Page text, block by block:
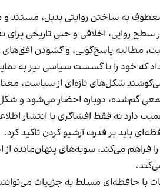
به ساختن روایتی بدیل، مستند
سطح روایی، اخلاقی و حتی تاریخی
مطالبه‌ پاسخ‌گویی، و گشودن
که خود را با گسست سیاسی نیز به
شکل‌های تازه‌ای از سیاست،
گم‌شده، دوباره احضار می‌شود و
دارد نه فقط افشاگری یا انتشار
باید بر قدرت آرشیو کردن تاکید کرد.
می‌کند، سویه‌های پنهان‌مانده
با حافظه‌ای مسلط به جزیيات